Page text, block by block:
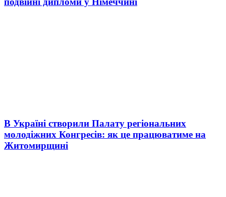
В Україні створили Палату регіональних
молодіжних Конгресів: як це працюватиме на
Житомирщині